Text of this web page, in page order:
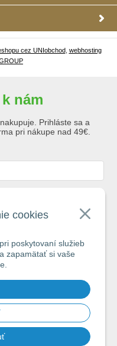
cookies
poskytovaní služieb
zapamätať si vaše
cez UNIobchod, webhosting
nám
Prihláste sa a
pri nákupe nad 49€.
podmienkami AZ
vám pošleme e-mail s tipmi